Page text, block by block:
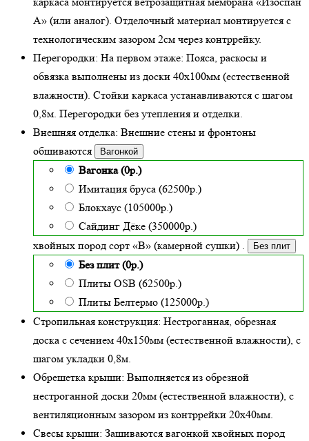
А» (или аналог). Отделочный материал монтируется с
технологическим зазором 2см через контррейку.
Перегородки: На первом этаже: Пояса, раскосы и
обвязка выполнены из доски 40х100мм (естественной
влажности). Стойки каркаса устанавливаются с шагом
0,8м. Перегородки без утепления и отделки.
Внешняя отделка: Внешние стены и фронтоны
обшиваются
Вагонкой
Вагонка (0р.)
Имитация бруса (62500р.)
Блокхаус (105000р.)
Сайдинг Дёке (350000р.)
хвойных пород сорт «В» (камерной сушки) . Без плит
Без плит (0р.)
Плиты OSB (62500р.)
Плиты Белтермо (125000р.)
Стропильная конструкция: Нестроганная, обрезная
доска с сечением 40х150мм (естественной влажности), с
шагом укладки 0,8м.
Обрешетка крыши: Выполняется из обрезной
нестроганной доски 20мм (естественной влажности), с
вентиляционным зазором из контррейки 20х40мм.
Свесы крыши: Зашиваются вагонкой хвойных пород